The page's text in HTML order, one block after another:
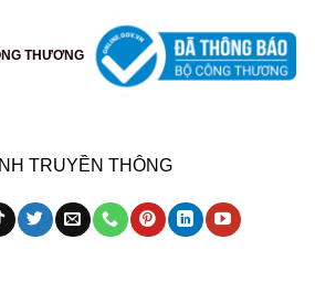
THƯƠNG
TRUYỀN THÔNG